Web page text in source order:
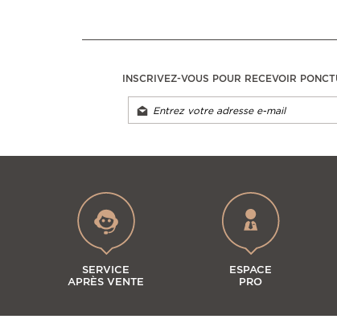
INSCRIVEZ-VOUS POUR RECEVOIR
SERVICE
APRÈS VENTE
ESPACE
PRO